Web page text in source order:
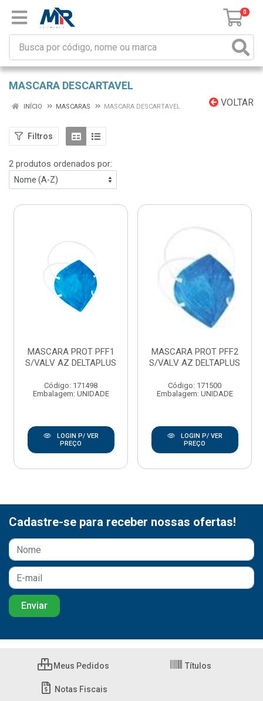
0
MASCARA DESCARTAVEL
VOLTAR
INÍCIO MASCARAS MASCARA DESCARTAVEL
Filtros
2 produtos ordenados por:
MASCARA PROT PFF1
S/VALV AZ DELTAPLUS
Código: 171498
Embalagem: UNIDADE
LOGIN P/ VER
PREÇO
MASCARA PROT PFF2
S/VALV AZ DELTAPLUS
Código: 171500
Embalagem: UNIDADE
LOGIN P/ VER
PREÇO
Cadastre-se para receber nossas ofertas!
Meus Pedidos Títulos
Notas Fiscais